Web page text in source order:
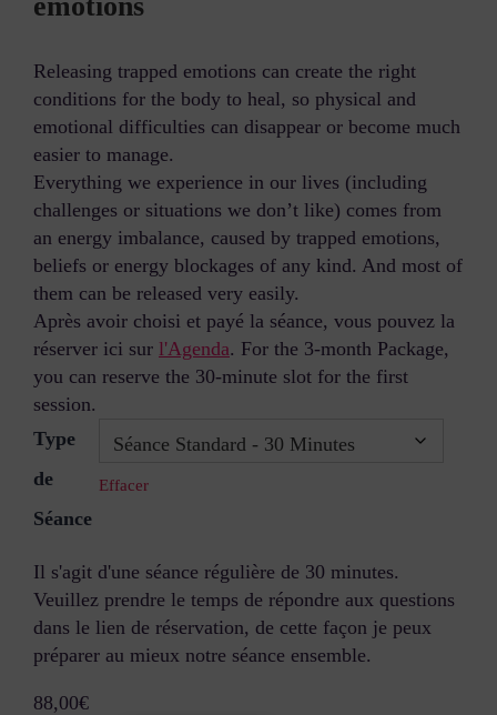
Releasing trapped emotions can create the right
conditions for the body to heal, so physical and
emotional difficulties can disappear or become much
easier to manage.
Everything we experience in our lives (including
challenges or situations we don’t like) comes from
an energy imbalance, caused by trapped emotions,
beliefs or energy blockages of any kind. And most of
them can be released very easily.
Après avoir choisi et payé la séance, vous pouvez la
réserver ici sur l'Agenda. For the 3-month Package,
you can reserve the 30-minute slot for the first
session.
Type
de
Séance
Effacer
Il s'agit d'une séance régulière de 30 minutes.
Veuillez prendre le temps de répondre aux questions
dans le lien de réservation, de cette façon je peux
préparer au mieux notre séance ensemble.
88,00€